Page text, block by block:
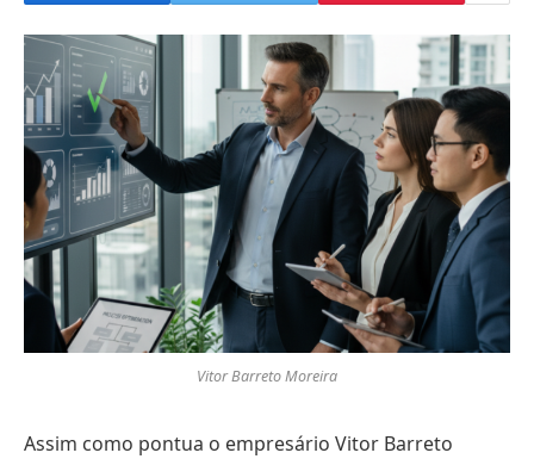
Vitor Barreto Moreira
Assim como pontua o empresário Vitor Barreto